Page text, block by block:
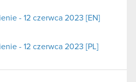
- 12 czerwca 2023 [EN]
- 12 czerwca 2023 [PL]